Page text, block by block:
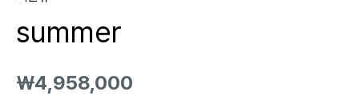
summer
₩4,958,000